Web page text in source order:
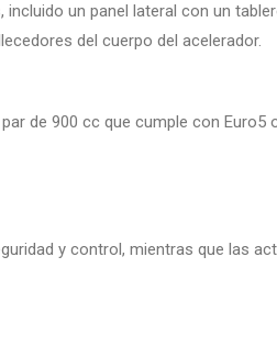
un panel lateral con un
del cuerpo del acelerador.
de 900 cc que cumple con Euro5
y control, mientras que las